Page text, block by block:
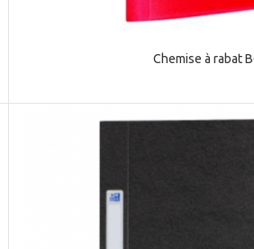
Chemise à rabat